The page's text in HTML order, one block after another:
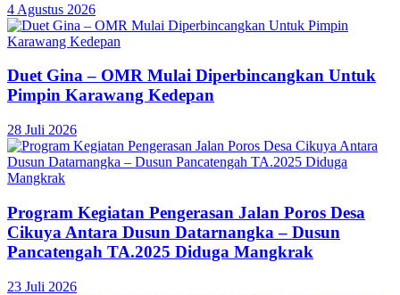
4 Agustus 2026
Duet Gina – OMR Mulai Diperbincangkan Untuk
Pimpin Karawang Kedepan
28 Juli 2026
Program Kegiatan Pengerasan Jalan Poros Desa
Cikuya Antara Dusun Datarnangka – Dusun
Pancatengah TA.2025 Diduga Mangkrak
23 Juli 2026